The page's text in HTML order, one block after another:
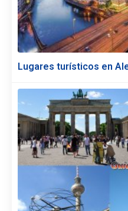
Lugares turísticos en